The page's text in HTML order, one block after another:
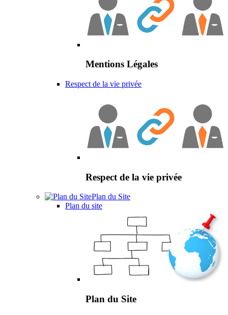
Mentions Légales
Respect de la vie privée
Respect de la vie privée
Plan du Site
Plan du site
Plan du Site